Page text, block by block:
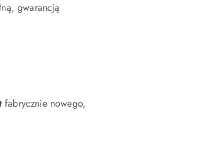
gwarancją
fabrycznie nowego,